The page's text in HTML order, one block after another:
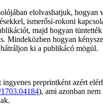
elolvashatjuk, hogyan
ismerősi-rokoni
majd hogyan
Mindeközben hogyan
ki a publikácó mögül.
ingyenes preprintként azért
), ami azonban nem